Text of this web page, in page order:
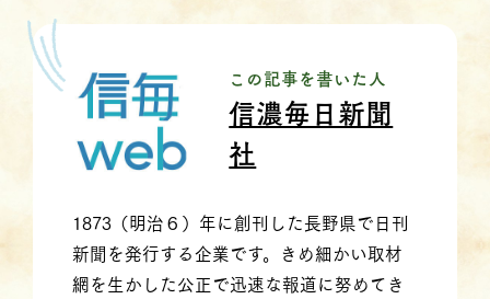
この記事を書いた人
信濃毎日新聞
社
1873（明治６）年に創刊した長野県で日刊
新聞を発行する企業です。きめ細かい取材
網を生かした公正で迅速な報道に努めてき